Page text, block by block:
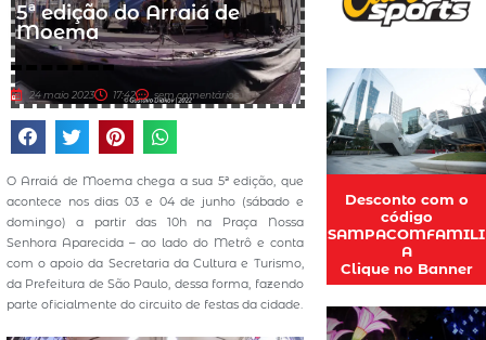
5ª edição do Arraiá de
Moema
24 maio 2023 17:42 sem comentários
O Arraiá de Moema chega a sua 5ª edição, que
acontece nos dias 03 e 04 de junho (sábado e
domingo) a partir das 10h na Praça Nossa
Senhora Aparecida – ao lado do Metrô e conta
com o apoio da Secretaria da Cultura e Turismo,
da Prefeitura de São Paulo, dessa forma, fazendo
parte oficialmente do circuito de festas da cidade.
Desconto com o
código
SAMPACOMFAMILI
A
Clique no Banner